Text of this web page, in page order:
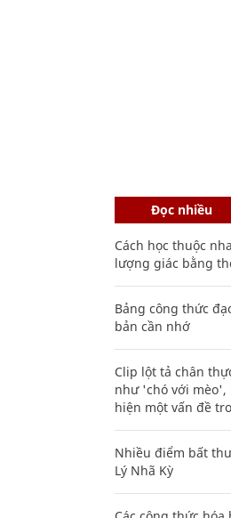
Đọc nhiều
Cách học thuộc
lượng giác bằng
Bảng công thức
bản cần nhớ
Clip lột tả chân
như 'chó với
hiện một vấn đề
Nhiều điểm bất
Lý Nhã Kỳ